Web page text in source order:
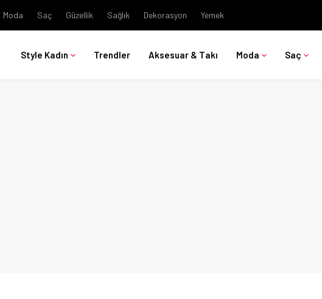
Moda Saç Güzellik Sağlık Dekorasyon Yemek
Style Kadın Trendler Aksesuar & Takı Moda Saç